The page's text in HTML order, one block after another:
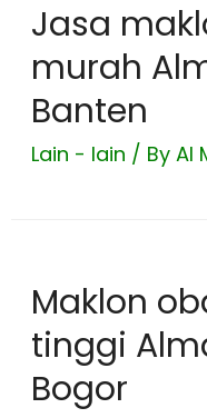
Jasa
murah
Banten
Lain - lain / By Al
Maklon
tinggi
Bogor